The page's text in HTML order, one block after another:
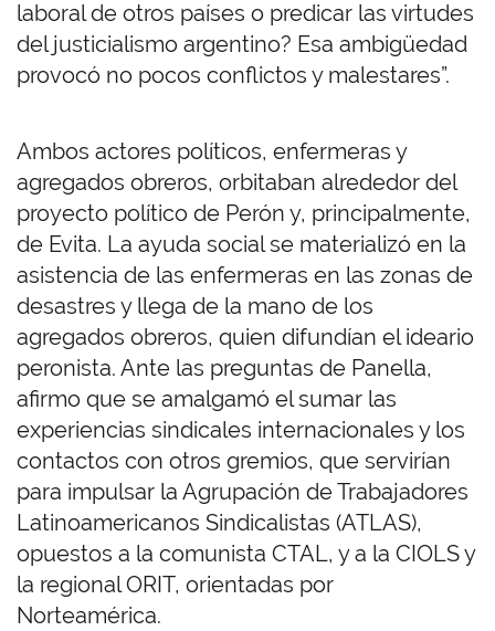
laboral de otros países o predicar las virtudes
del justicialismo argentino? Esa ambigüedad
provocó no pocos conflictos y malestares”.
Ambos actores políticos, enfermeras y
agregados obreros, orbitaban alrededor del
proyecto político de Perón y, principalmente,
de Evita. La ayuda social se materializó en la
asistencia de las enfermeras en las zonas de
desastres y llega de la mano de los
agregados obreros, quien difundían el ideario
peronista. Ante las preguntas de Panella,
afirmo que se amalgamó el sumar las
experiencias sindicales internacionales y los
contactos con otros gremios, que servirían
para impulsar la Agrupación de Trabajadores
Latinoamericanos Sindicalistas (ATLAS),
opuestos a la comunista CTAL, y a la CIOLS y
la regional ORIT, orientadas por
Norteamérica.